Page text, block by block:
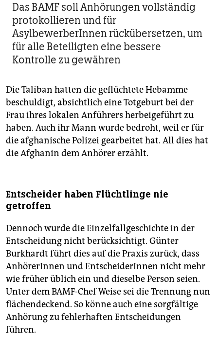
Das BAMF soll Anhörungen vollständig
protokollieren und für
AsylbewerberInnen rückübersetzen, um
für alle Beteiligten eine bessere
Kontrolle zu gewähren
Die Taliban hatten die geflüchtete Hebamme
beschuldigt, absichtlich eine Totgeburt bei der
Frau ihres lokalen Anführers herbeigeführt zu
haben. Auch ihr Mann wurde bedroht, weil er für
die afghanische Polizei gearbeitet hat. All dies hat
die Afghanin dem Anhörer erzählt.
Entscheider haben Flüchtlinge nie
getroffen
Dennoch wurde die Einzelfallgeschichte in der
Entscheidung nicht berücksichtigt. Günter
Burkhardt führt dies auf die Praxis zurück, dass
AnhörerInnen und EntscheiderInnen nicht mehr
wie früher üblich ein und dieselbe Person seien.
Unter dem BAMF-Chef Weise sei die Trennung nun
flächendeckend. So könne auch eine sorgfältige
Anhörung zu fehlerhaften Entscheidungen
führen.